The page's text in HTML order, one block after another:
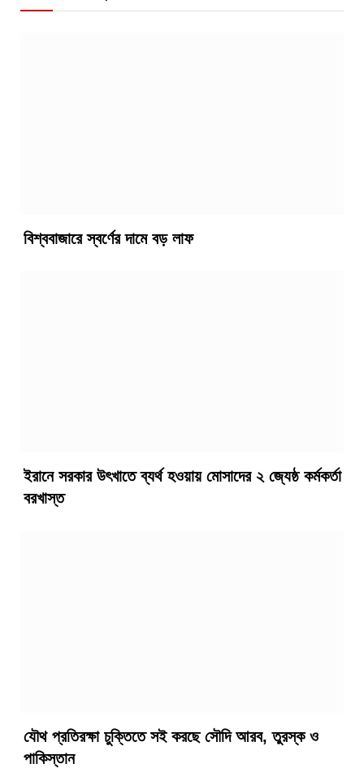
বিশ্ববাজারে স্বর্ণের দামে বড় লাফ
ইরানে সরকার উৎখাতে ব্যর্থ হওয়ায় মোসাদের ২ জ্যেষ্ঠ কর্মকর্তা
বরখাস্ত
যৌথ প্রতিরক্ষা চুক্তিতে সই করছে সৌদি আরব, তুরস্ক ও
পাকিস্তান